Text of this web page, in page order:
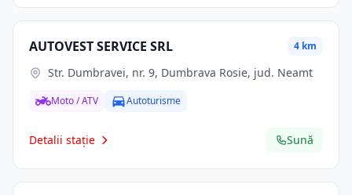
AUTOVEST SERVICE SRL 4 km
Str. Dumbravei, nr. 9, Dumbrava Rosie, jud. Neamt
Moto / ATV Autoturisme
Detalii stație Sună